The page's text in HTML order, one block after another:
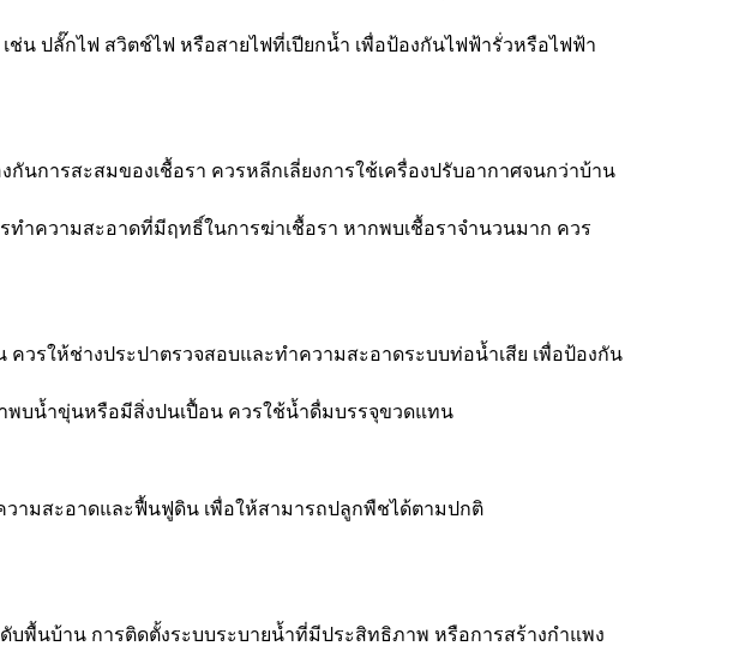
น ปลั๊กไฟ สวิตช์ไฟ หรือสายไฟที่เปียกน้ำ เพื่อป้องกันไฟฟ้ารั่วหรือไฟฟ้า
นการสะสมของเชื้อรา ควรหลีกเลี่ยงการใช้เครื่องปรับอากาศจนกว่าบ้าน
ำความสะอาดที่มีฤทธิ์ในการฆ่าเชื้อรา หากพบเชื้อราจำนวนมาก ควร
วรให้ช่างประปาตรวจสอบและทำความสะอาดระบบท่อน้ำเสีย เพื่อป้องกัน
พบน้ำขุ่นหรือมีสิ่งปนเปื้อน ควรใช้น้ำดื่มบรรจุขวดแทน
ามสะอาดและฟื้นฟูดิน เพื่อให้สามารถปลูกพืชได้ตามปกติ
พื้นบ้าน การติดตั้งระบบระบายน้ำที่มีประสิทธิภาพ หรือการสร้างกำแพง